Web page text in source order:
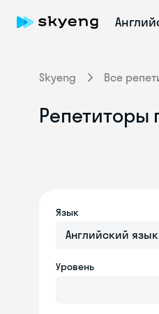
Skyeng Все
Репетиторы
Язык
Английский язык
Уровень